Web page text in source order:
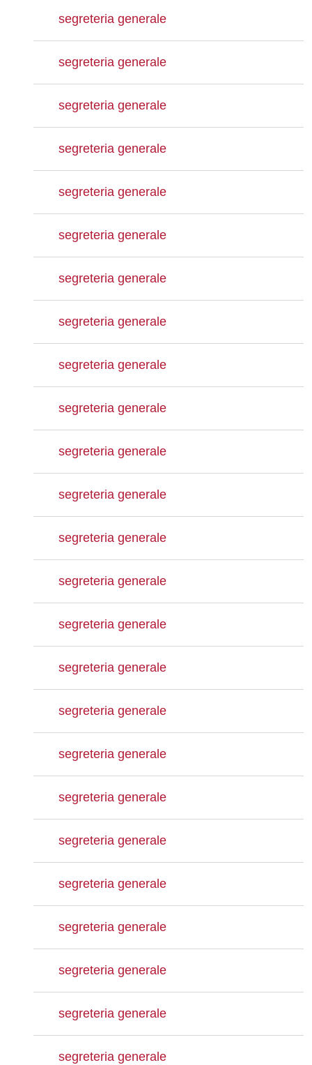
segreteria generale
segreteria generale
segreteria generale
segreteria generale
segreteria generale
segreteria generale
segreteria generale
segreteria generale
segreteria generale
segreteria generale
segreteria generale
segreteria generale
segreteria generale
segreteria generale
segreteria generale
segreteria generale
segreteria generale
segreteria generale
segreteria generale
segreteria generale
segreteria generale
segreteria generale
segreteria generale
segreteria generale
segreteria generale